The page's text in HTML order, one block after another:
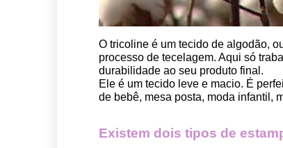
O tricoline é um tecido de algodão,
processo de tecelagem. Aqui só
durabilidade ao seu produto final.
Ele é um tecido leve e macio. É
de bebê, mesa posta, moda infantil,
Existem dois tipos de